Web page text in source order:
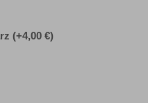
(+4,00 €)